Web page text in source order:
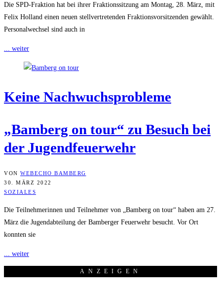
Die SPD-Fraktion hat bei ihrer Fraktionssitzung am Montag, 28. März, mit
Felix Holland einen neuen stellvertretenden Fraktionsvorsitzenden gewählt.
Personalwechsel sind auch in
... weiter
Kei­ne Nachwuchsprobleme
„Bam­berg on tour“ zu Besuch bei
der Jugendfeuerwehr
VON WEBECHO BAMBERG
30. MÄRZ 2022
SOZIALES
Die Teilnehmerinnen und Teilnehmer von „Bamberg on tour“ haben am 27.
März die Jugendabteilung der Bamberger Feuerwehr besucht. Vor Ort
konnten sie
... weiter
ANZEI­GEN